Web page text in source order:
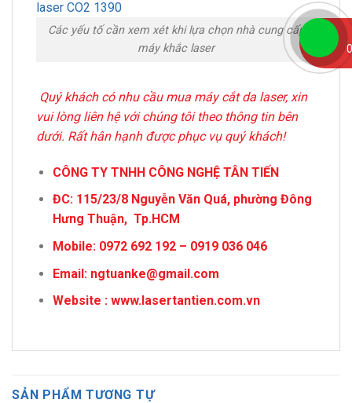
Các yếu tố cần xem xét khi lựa chọn nhà cung cấp
máy khắc laser
Quý khách có nhu cầu mua máy cắt da laser, xin
vui lòng liên hệ với chúng tôi theo thông tin bên
dưới. Rất hân hạnh được phục vụ quý khách!
CÔNG TY TNHH CÔNG NGHỆ TÂN TIẾN
ĐC: 115/23/8 Nguyễn Văn Quá, phường Đông
Hưng Thuận, Tp.HCM
Mobile: 0972 692 192 – 0919 036 046
Email: ngtuanke@gmail.com
Website : www.lasertantien.com.vn
SẢN PHẨM TƯƠNG TỰ